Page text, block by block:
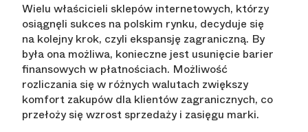
Wielu właścicieli sklepów internetowych, którzy
osiągnęli sukces na polskim rynku, decyduje się
na kolejny krok, czyli ekspansję zagraniczną. By
była ona możliwa, konieczne jest usunięcie barier
finansowych w płatnościach. Możliwość
rozliczania się w różnych walutach zwiększy
komfort zakupów dla klientów zagranicznych, co
przełoży się wzrost sprzedaży i zasięgu marki.